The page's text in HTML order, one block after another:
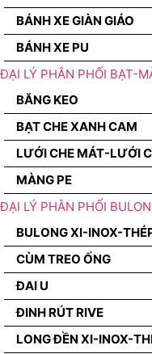
BÁNH XE GIÀN GIÁO
BÁNH XE PU
ĐẠI LÝ PHÂN PHỐI BẠT-
BĂNG KEO
BẠT CHE XANH CAM
LƯỚI CHE MÁT-LƯỚI
MÀNG PE
ĐẠI LÝ PHÂN PHỐI
BULONG XI-INOX-
CÙM TREO ỐNG
ĐAI U
ĐINH RÚT RIVE
LONG ĐỀN XI-INOX-